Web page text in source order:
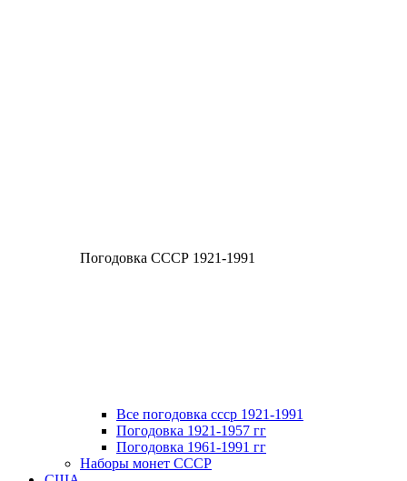
Погодовка СССР 1921-1991
Все погодовка ссср 1921-1991
Погодовка 1921-1957 гг
Погодовка 1961-1991 гг
Наборы монет СССР